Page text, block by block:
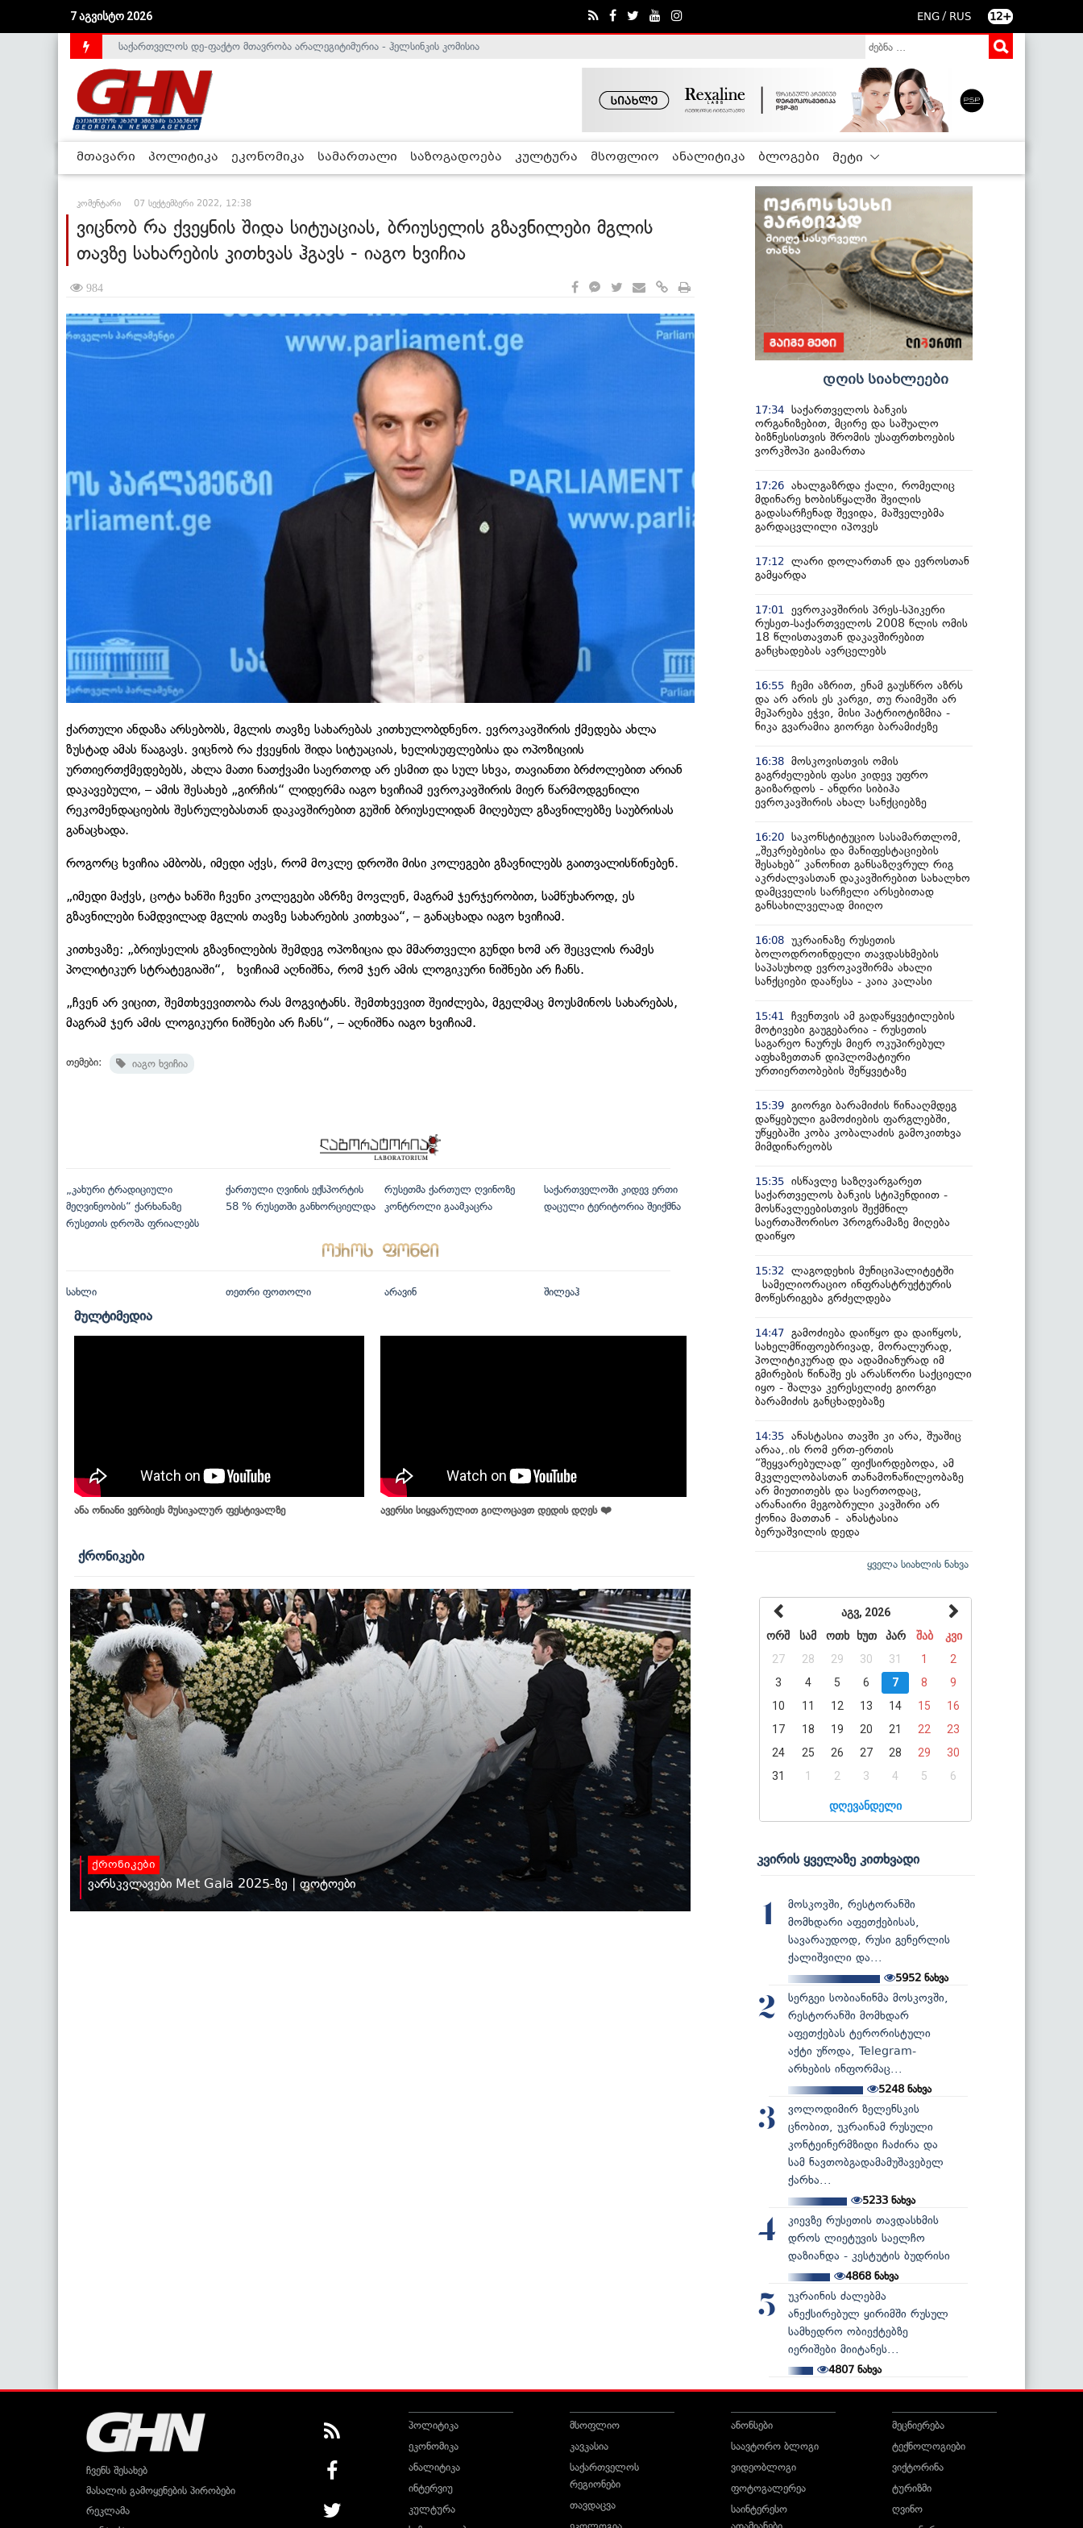
7 აგვისტო 2026 ENG / RUS 12+
საქართველოს დე-ფაქტო მთავრობა არალეგიტიმურია - ჰელსინკის კომისია
მთავარი პოლიტიკა ეკონომიკა სამართალი საზოგადოება კულტურა მსოფლიო ანალიტიკა ბლოგები მეტი
კომენტარი 07 სექტემბერი 2022, 12:38
ვიცნობ რა ქვეყნის შიდა სიტუაციას, ბრიუსელის გზავნილები მგლის
თავზე სახარების კითხვას ჰგავს - იაგო ხვიჩია
984
ქართული ანდაზა არსებობს, მგლის თავზე სახარებას კითხულობდნენო. ევროკავშირის ქმედება ახლა
ზუსტად ამას წააგავს. ვიცნობ რა ქვეყნის შიდა სიტუაციას, ხელისუფლებისა და ოპოზიციის
ურთიერთქმედებებს, ახლა მათი ნათქვამი საერთოდ არ ესმით და სულ სხვა, თავიანთი ბრძოლებით არიან
დაკავებული, – ამის შესახებ „გირჩის“ ლიდერმა იაგო ხვიჩიამ ევროკავშირის მიერ წარმოდგენილი
რეკომენდაციების შესრულებასთან დაკავშირებით გუშინ ბრიუსელიდან მიღებულ გზავნილებზე საუბრისას
განაცხადა.
როგორც ხვიჩია ამბობს, იმედი აქვს, რომ მოკლე დროში მისი კოლეგები გზავნილებს გაითვალისწინებენ.
„იმედი მაქვს, ცოტა ხანში ჩვენი კოლეგები აზრზე მოვლენ, მაგრამ ჯერჯერობით, სამწუხაროდ, ეს
გზავნილები ნამდვილად მგლის თავზე სახარების კითხვაა“, – განაცხადა იაგო ხვიჩიამ.
კითხვაზე: „ბრიუსელის გზავნილების შემდეგ ოპოზიცია და მმართველი გუნდი ხომ არ შეცვლის რამეს
პოლიტიკურ სტრატეგიაში“, ხვიჩიამ აღნიშნა, რომ ჯერ ამის ლოგიკური ნიშნები არ ჩანს.
„ჩვენ არ ვიცით, შემთხვევითობა რას მოგვიტანს. შემთხვევით შეიძლება, მგელმაც მოუსმინოს სახარებას,
მაგრამ ჯერ ამის ლოგიკური ნიშნები არ ჩანს“, – აღნიშნა იაგო ხვიჩიამ.
თემები: იაგო ხვიჩია
„კახური ტრადიციული
მეღვინეობის“ ქარხანაზე
რუსეთის დროშა ფრიალებს
ქართული ღვინის ექსპორტის
58 % რუსეთში განხორციელდა
რუსეთმა ქართულ ღვინოზე
კონტროლი გაამკაცრა
საქართველოში კიდევ ერთი
დაცული ტერიტორია შეიქმნა
სახლი თეთრი ფოთოლი არავინ შილეაჰ
მულტიმედია
ანა ონიანი ვერბიეს მუსიკალურ ფესტივალზე ავერსი სიყვარულით გილოცავთ დედის დღეს ❤️
ქრონიკები
ქრონიკები
ვარსკვლავები Met Gala 2025-ზე | ფოტოები
დღის სიახლეები
17:34 საქართველოს ბანკის
ორგანიზებით, მცირე და საშუალო
ბიზნესისთვის შრომის უსაფრთხოების
ვორკშოპი გაიმართა
17:26 ახალგაზრდა ქალი, რომელიც
მდინარე ხობისწყალში შვილის
გადასარჩენად შევიდა, მაშველებმა
გარდაცვლილი იპოვეს
17:12
ლარი დოლართან და ევროსთან
გამყარდა
17:01
ევროკავშირის პრეს-სპიკერი
რუსეთ-საქართველოს 2008 წლის ომის
18 წლისთავთან დაკავშირებით
განცხადებას ავრცელებს
16:55 ჩემი აზრით, ენამ გაუსწრო აზრს
და არ არის ეს კარგი, თუ რაიმეში არ
მეპარება ეჭვი, მისი პატრიოტიზმია -
ნიკა გვარამია გიორგი ბარამიძეზე
16:38 მოსკოვისთვის ომის
გაგრძელების ფასი კიდევ უფრო
გაიზარდოს - ანდრი სიბიჰა
ევროკავშირის ახალ სანქციებზე
16:20 საკონსტიტუციო სასამართლომ,
„შეკრებებისა და მანიფესტაციების
შესახებ“ კანონით განსაზღვრულ რიგ
აკრძალვასთან დაკავშირებით სახალხო
დამცველის სარჩელი არსებითად
განსახილველად მიიღო
16:08 უკრაინაზე რუსეთის
ბოლოდროინდელი თავდასხმების
საპასუხოდ ევროკავშირმა ახალი
სანქციები დააწესა - კაია კალასი
15:41
ჩვენთვის ამ გადაწყვეტილების
მოტივები გაუგებარია - რუსეთის
საგარეო ნაურუს მიერ ოკუპირებულ
აფხაზეთთან დიპლომატიური
ურთიერთობების შეწყვეტაზე
15:39 გიორგი ბარამიძის წინააღმდეგ
დაწყებული გამოძიების ფარგლებში,
უწყებაში კობა კობალაძის გამოკითხვა
მიმდინარეობს
15:35 ისწავლე საზღვარგარეთ
საქართველოს ბანკის სტიპენდიით -
მოსწავლეებისთვის შექმნილ
საერთაშორისო პროგრამაზე მიღება
დაიწყო
15:32
ლაგოდეხის მუნიციპალიტეტში
სამელიორაციო ინფრასტრუქტურის
მოწესრიგება გრძელდება
14:47 გამოძიება დაიწყო და დაიწყოს,
სახელმწიფოებრივად, მორალურად,
პოლიტიკურად და ადამიანურად იმ
გმირების წინაშე ეს არასწორი საქციელი
იყო - შალვა კერესელიძე გიორგი
ბარამიძის განცხადებაზე
14:35 ანასტასია თავში კი არა, შუაშიც
არაა,.ის რომ ერთ-ერთის
“შეყვარებულად” ფიქსირდებოდა, ამ
მკვლელობასთან თანამონაწილეობაზე
არ მიუთითებს და საერთოდაც,
არანაირი მეგობრული კავშირი არ
ქონია მათთან - ანასტასია
ბერუაშვილის დედა
ყველა სიახლის ნახვა
აგვ, 2026
ორშ
სამ ოთხ ხუთ პარ შაბ
კვი
27
28 29 30 31 1
2
3
4 5 6 7 8
9
10
11 12 13 14 15
16
17
18 19 20 21 22
23
24
25 26 27 28 29
30
31
1 2 3 4 5 6
დღევანდელი
კვირის ყველაზე კითხვადი
1
მოსკოვში, რესტორანში
მომხდარი აფეთქებისას,
სავარაუდოდ, რუსი გენერლის
ქალიშვილი და...
5952 ნახვა
2
სერგეი სობიანინმა მოსკოვში,
რესტორანში მომხდარ
აფეთქებას ტერორისტული
აქტი უწოდა, Telegram-
არხების ინფორმაც...
5248 ნახვა
3
ვოლოდიმირ ზელენსკის
ცნობით, უკრაინამ რუსული
კონტეინერმზიდი ჩაძირა და
სამ ნავთობგადამამუშავებელ
ქარხა...
5233ნახვა
4
კიევზე რუსეთის თავდასხმის
დროს ლიეტუვის საელჩო
დაზიანდა - კესტუტის ბუდრისი
4868ნახვა
5
უკრაინის ძალებმა
ანექსირებულ ყირიმში რუსულ
სამხედრო ობიექტებზე
იერიშები მიიტანეს...
4807 ნახვა
ჩვენს შესახებ
მასალის გამოყენების პირობები
რეკლამა
პოლიტიკა
ეკონომიკა
ანალიტიკა
ინტერვიუ
კულტურა
მსოფლიო
კავკასია
საქართველოს
რეგიონები
თავდაცვა
ანონსები
საავტორო ბლოგი
ვიდეობლოგი
ფოტოგალერეა
საინტერესო
მეცნიერება
ტექნოლოგიები
ვიქტორინა
ტურიზმი
ღვინო